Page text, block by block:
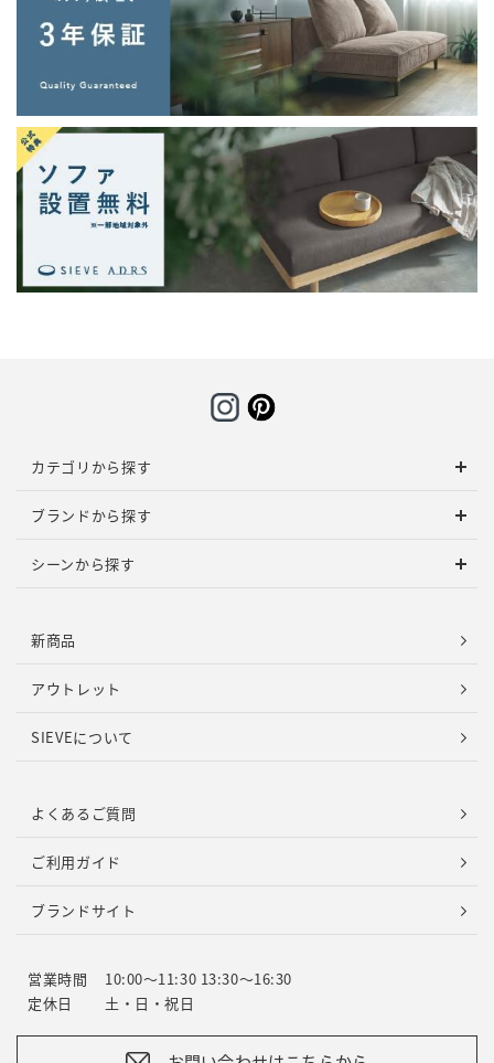
カテゴリから探す
ブランドから探す
シーンから探す
新商品
アウトレット
SIEVEについて
よくあるご質問
ご利用ガイド
ブランドサイト
営業時間
10:00～11:30 13:30～16:30
定休日
土・日・祝日